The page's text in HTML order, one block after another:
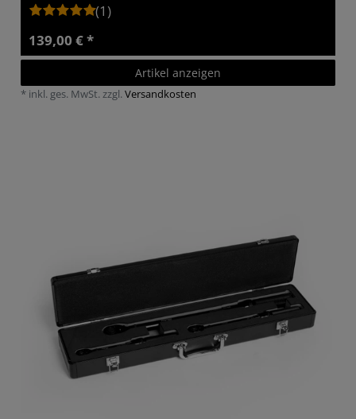
(1)
139,00 € *
Artikel anzeigen
* inkl. ges. MwSt. zzgl.Versandkosten